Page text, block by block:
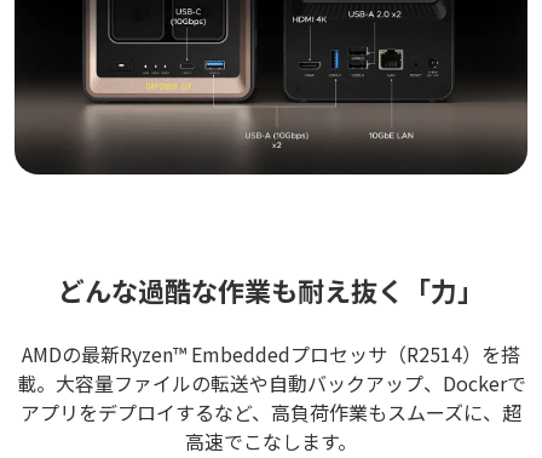
どんな過酷な作業も耐え抜く「力」
AMDの最新Ryzen™ Embeddedプロセッサ（R2514）を搭
載。大容量ファイルの転送や自動バックアップ、Dockerで
アプリをデプロイするなど、高負荷作業もスムーズに、超
高速でこなします。